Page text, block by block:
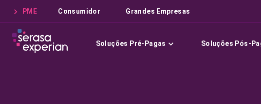
PME Consumidor Grandes Empresas
Soluções Pré-Pagas Soluções Pós-